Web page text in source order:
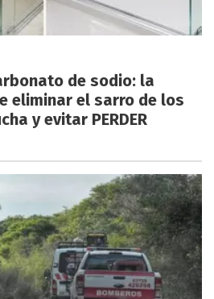
de sodio: la
eliminar el sarro de los
y evitar PERDER